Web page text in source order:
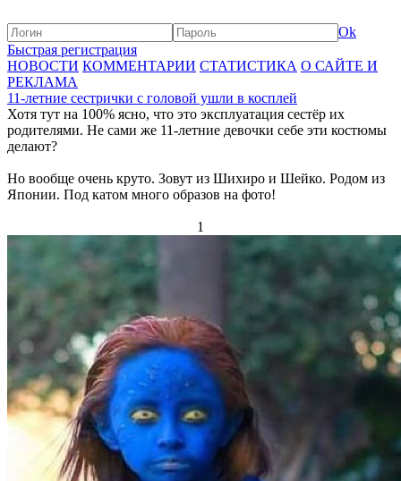
Ok
Быстрая регистрация
НОВОСТИ КОММЕНТАРИИ СТАТИСТИКА О САЙТЕ И
РЕКЛАМА
11-летние сестрички с головой ушли в косплей
Хотя тут на 100% ясно, что это эксплуатация сестёр их
родителями. Не сами же 11-летние девочки себе эти костюмы
делают?
Но вообще очень круто. Зовут из Шихиро и Шейко. Родом из
Японии. Под катом много образов на фото!
1